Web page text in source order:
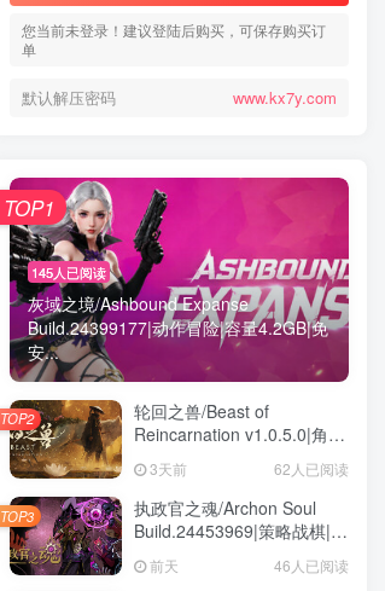
您当前未登录！建议登陆后购买，可保存购买订
单
默认解压密码 www.kx7y.com
145人已阅读
灰域之境/Ashbound Expanse
Build.24399177|动作冒险|容量4.2GB|免
安...
TOP1
轮回之兽/Beast of
Reincarnation v1.0.5.0|角色
色中文版
3天前 62人已阅读
TOP2
执政官之魂/Archon Soul
Build.24453969|策略战棋|容
量3GB|免安装绿色中文版
前天 46人已阅读
TOP3